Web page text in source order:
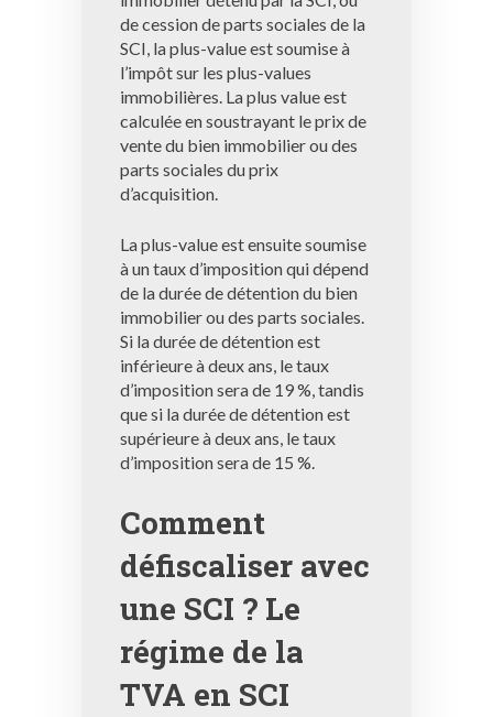
de cession de parts sociales de la
SCI, la plus-value est soumise à
l’impôt sur les plus-values ​​
immobilières. La plus value est
calculée en soustrayant le prix de
vente du bien immobilier ou des
parts sociales du prix
d’acquisition.
La plus-value est ensuite soumise
à un taux d’imposition qui dépend
de la durée de détention du bien
immobilier ou des parts sociales.
Si la durée de détention est
inférieure à deux ans, le taux
d’imposition sera de 19 %, tandis
que si la durée de détention est
supérieure à deux ans, le taux
d’imposition sera de 15 %.
Comment
défiscaliser avec
une SCI ? Le
régime de la
TVA en SCI